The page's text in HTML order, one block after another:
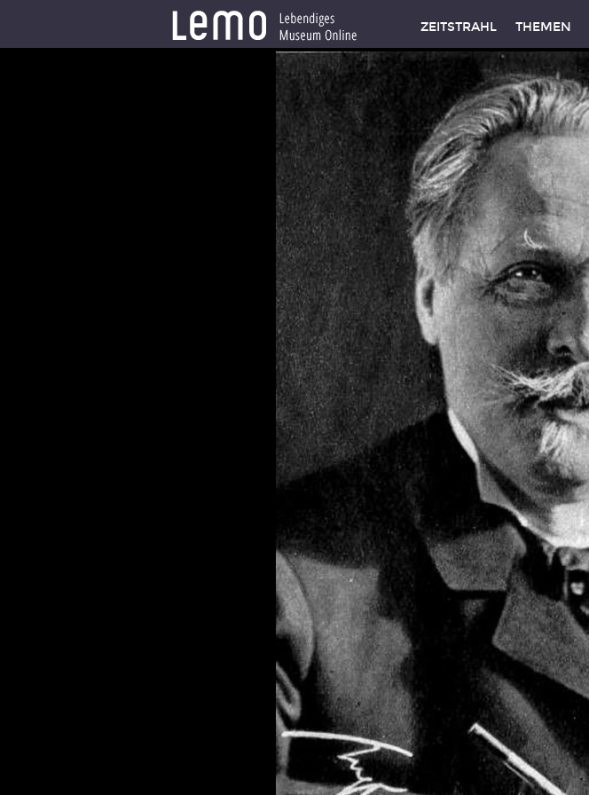
ZEITSTRAHL THEMEN